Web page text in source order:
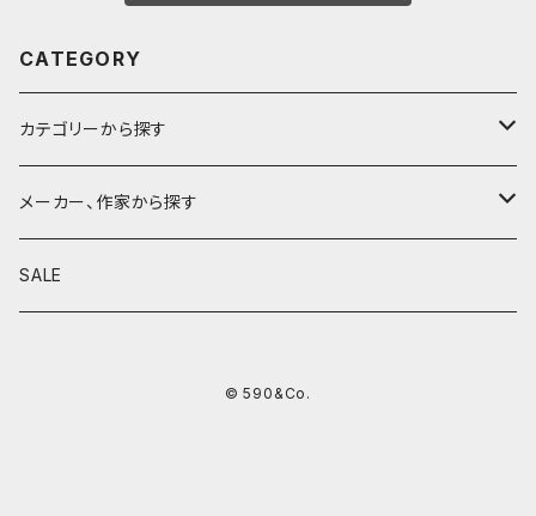
CATEGORY
カテゴリーから探す
鉛筆
鉛筆補助軸
メーカー、作家から探す
590&Co.
SALE
© 590&Co.